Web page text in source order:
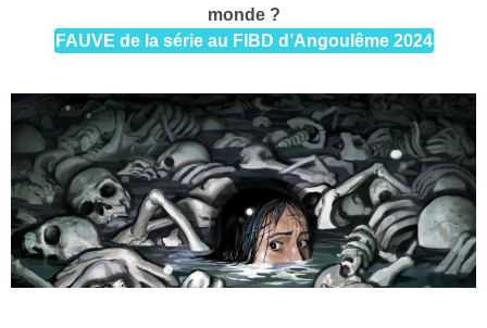
monde ?
FAUVE de la série au FIBD d’Angoulême 2024